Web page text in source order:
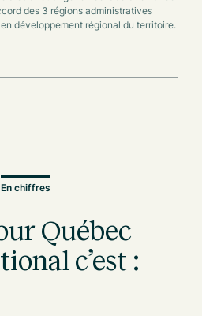
des 3 régions administratives
développement régional du territoire.
En chiffres
Québec
c’est :